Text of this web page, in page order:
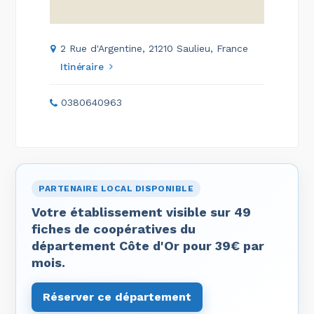
2 Rue d'Argentine, 21210 Saulieu, France
Itinéraire
0380640963
PARTENAIRE LOCAL DISPONIBLE
Votre établissement visible sur 49
fiches de coopératives du
département Côte d'Or pour 39€ par
mois.
Réserver ce département